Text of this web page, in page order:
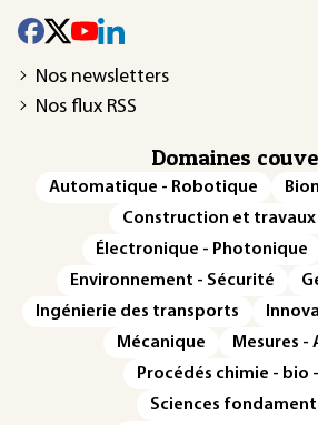
Nos newsletters
Nos flux RSS
Domaines
Automatique - Robotique
Construction et travaux
Électronique - Photonique
Environnement - Sécurité
Ingénierie des transports
Mécanique
Mesures -
Procédés chimie - bio
Sciences